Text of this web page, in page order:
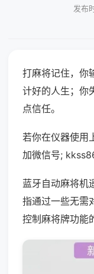
发布
打麻将记住，你
计好的人生；你
点信任。
若你在仪器使用
加微信号;
蓝牙自动麻将机
指通过一些无需
控制麻将牌功能